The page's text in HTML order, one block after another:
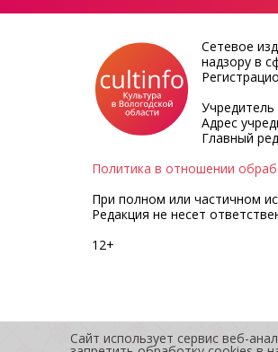
Сетевое
надзору в
Адрес
Главный
Политика в отношении
При полном или частичном
Редакция не несет
12+
Сайт использует сервис веб-